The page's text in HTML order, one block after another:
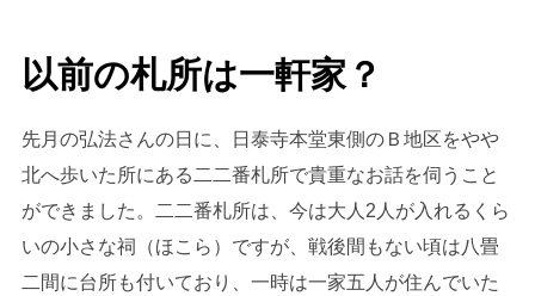
以前の札所は一軒家？
先月の弘法さんの日に、日泰寺本堂東側のＢ地区をやや
北へ歩いた所にある二二番札所で貴重なお話を伺うこと
ができました。二二番札所は、今は大人2人が入れるくら
いの小さな祠（ほこら）ですが、戦後間もない頃は八畳
二間に台所も付いており、一時は一家五人が住んでいた